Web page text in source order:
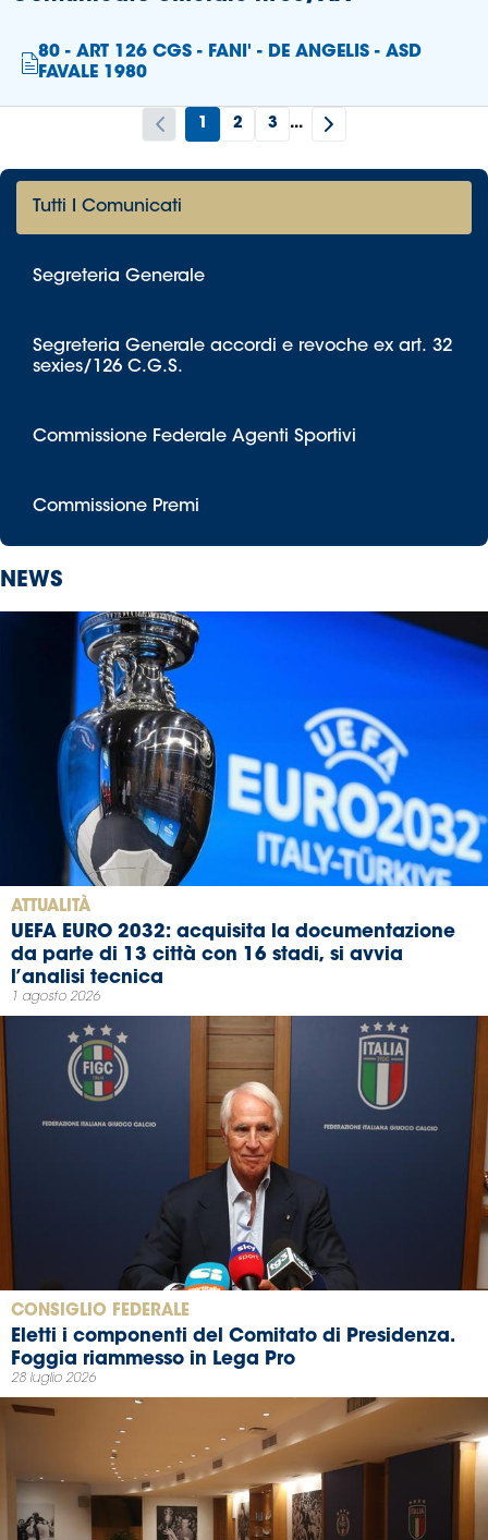
80 - ART 126 CGS - FANI' - DE ANGELIS - ASD
FAVALE 1980
1 2 3 ...
Tutti I Comunicati
Segreteria Generale
Segreteria Generale accordi e revoche ex art. 32
sexies/126 C.G.S.
Commissione Federale Agenti Sportivi
Commissione Premi
NEWS
ATTUALITÀ
UEFA EURO 2032: acquisita la documentazione
da parte di 13 città con 16 stadi, si avvia
l’analisi tecnica
1 agosto 2026
CONSIGLIO FEDERALE
Eletti i componenti del Comitato di Presidenza.
Foggia riammesso in Lega Pro
28 luglio 2026